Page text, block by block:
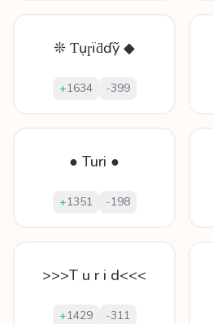
❊ Ƭụɼïḋɗỹ ◆
+1634 -399
● Turi ●
+1351 -198
>>>T u r i d<<<
+1429 -311